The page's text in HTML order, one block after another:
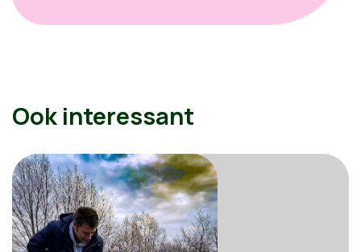
Ook interessant